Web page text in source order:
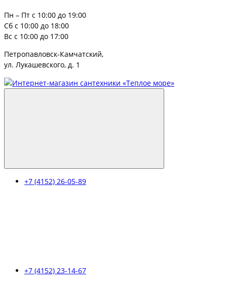
Пн – Пт с 10:00 до 19:00
Сб с 10:00 до 18:00
Вс с 10:00 до 17:00
Петропавловск-Камчатский,
ул. Лукашевского, д. 1
+7 (4152) 26-05-89
+7 (4152) 23-14-67